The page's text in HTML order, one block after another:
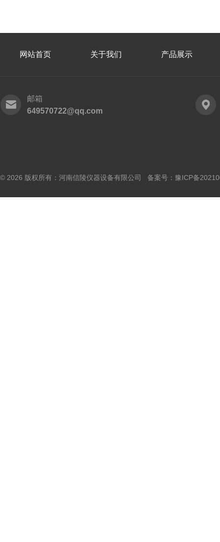
网站首页 关于我们 产品展示
邮箱
649570722@qq.com
© 2026 版权所有：河南信陵仪器设备有限公司 备案号： 豫ICP备